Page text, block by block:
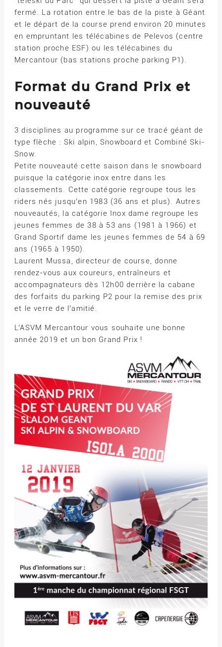
fermé. La rotation entre le bas de la piste à Géant
et le départ de la course prend environ 20 minutes
en empruntant les télécabines de Pelevos (centre
station proche ESF) ou les télécabines du
Mercantour (bas stations proche parking P1).
Format du Grand Prix et
nouveauté
3 disciplines au programme sur ce tracé géant de
type flèche : Ski alpin, Snowboard et Combiné Ski-
Snow.
Petite nouveauté cette saison dans le snowboard
puisque la catégorie inox entre dans les
classements. Cette catégorie regroupe tous les
riders nés jusqu’en 1983 (36 ans et plus). Autres
nouveautés, la catégorie Inox dame regroupe les
jeunes femmes de 38 à 53 ans (1981 à 1966) et
Grand Sportif dame les jeunes femmes de 54 à 69
ans (1965 à 1950).
Laurent Mussa, directeur de course, donne
rendez-vous aux coureurs, entraîneurs et
accompagnateurs dès 12h00 derrière la cabane
des forfaits du parking P2 pour la remise des prix
et le verre de l’amitié.
L’ASVM Mercantour vous souhaite une bonne
année 2019 et un bon Grand Prix !